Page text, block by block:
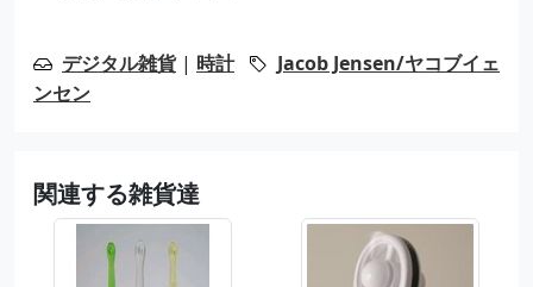
デジタル雑貨| 時計
Jacob Jensen/ヤコブイェ
ンセン
関連する雑貨達